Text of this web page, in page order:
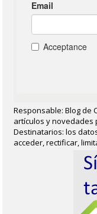
Responsable: Blog de
artículos y novedades
Destinatarios: los
acceder, rectificar,